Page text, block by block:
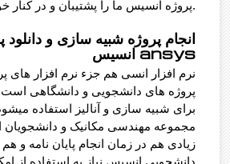
پروژه انسیس ما را پشتیبان و در کنار خودتان بدانید.
انجام پروژه شبیه سازی و دانلود
انسیس ansys
نرم افزار انسی هم جزء نرم افزار های
پروژه های دانشجویی و دانشگاهی است .
برای شبیه سازی و آنالیز استفاده
مجموعه مهندسی مکانیک و دانشجویان
زیادی هم در زمان انجام پایان نامه و هم
دانشجویی انسیس نیاز به استفاده از